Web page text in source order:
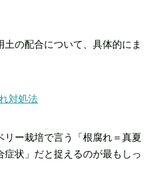
の配合について、具体的にま
対処法
ー栽培で言う「根腐れ＝真夏
状」だと捉えるのが最もしっ